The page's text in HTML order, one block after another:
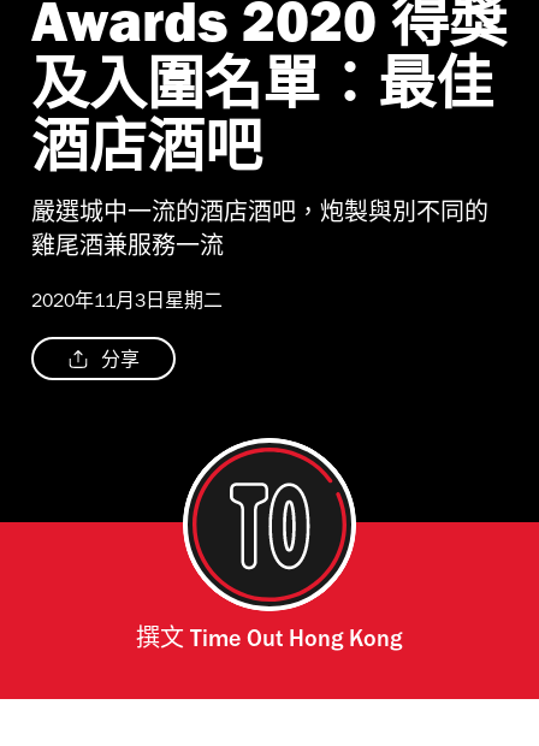
Awards 2020 得獎
及入圍名單：最佳
酒店酒吧
嚴選城中一流的酒店酒吧，炮製與別不同的
雞尾酒兼服務一流
2020年11月3日星期二
分享
撰文 Time Out Hong Kong